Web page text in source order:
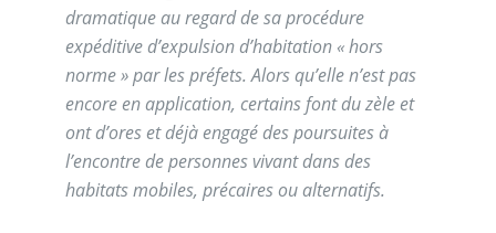
dramatique au regard de sa procédure
expéditive d’expulsion d’habitation « hors
norme » par les préfets. Alors qu’elle n’est pas
encore en application, certains font du zèle et
ont d’ores et déjà engagé des poursuites à
l’encontre de personnes vivant dans des
habitats mobiles, précaires ou alternatifs.